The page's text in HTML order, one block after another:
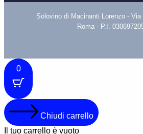
Solovino di Macinanti Lorenzo - Via
Roma - P.I.
0
Chiudi carrello
Il tuo carrello è vuoto